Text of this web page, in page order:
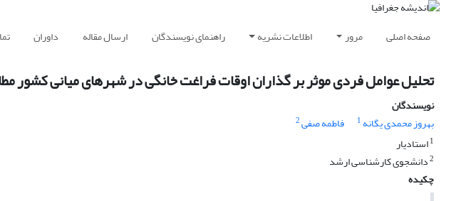
صفحه اصلی مرور اطلاعات نشریه راهنمای نویسندگان ارسال مقاله داوران
تحلیل عوامل فردی موثر بر گذاران اوقات فراغت خانگی در شهرهای میانی کشور
نویسندگان
بهروز محمدی یگانه 1 فاطمه صفی2
1استادیار
2دانشجوی کارشناسی ارشد
چکیده